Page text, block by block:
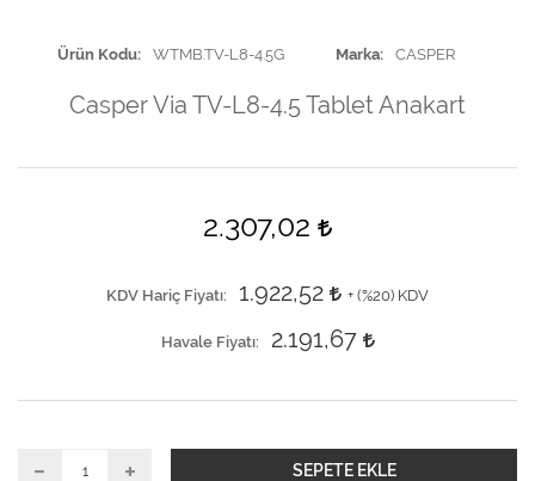
Ürün Kodu WTMB.TV-L8-4.5G Marka CASPER
Casper Via TV-L8-4.5 Tablet Anakart
2.307,02
KDV Hariç Fiyatı 1.922,52 + (%20) KDV
Havale Fiyatı 2.191,67
SEPETE EKLE